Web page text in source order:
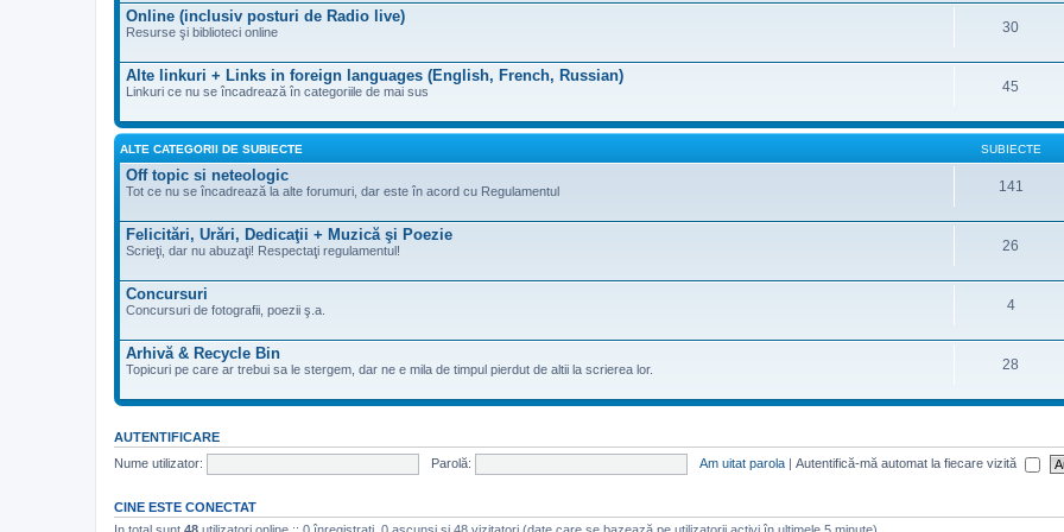
Online (inclusiv posturi de Radio live)
Resurse şi biblioteci online 30
Alte linkuri + Links in foreign languages (English, French, Russian)
Linkuri ce nu se încadrează în categoriile de mai sus 45
ALTE CATEGORII DE SUBIECTE SUBIECTE
Off topic si neteologic
Tot ce nu se încadrează la alte forumuri, dar este în acord cu Regulamentul 141
Felicitări, Urări, Dedicaţii + Muzică şi Poezie
Scrieţi, dar nu abuzaţi! Respectaţi regulamentul! 26
Concursuri
Concursuri de fotografii, poezii ş.a. 4
Arhivă & Recycle Bin
Topicuri pe care ar trebui sa le stergem, dar ne e mila de timpul pierdut de altii la scrierea lor. 28
AUTENTIFICARE
Nume utilizator:
Parolă: Am uitat parola | Autentifică-mă automat la fiecare vizită
CINE ESTE CONECTAT
In total sunt 48 utilizatori online :: 0 înregistrați, 0 ascunși și 48 vizitatori (date care se bazează pe utilizatorii activi în ultimele 5 minute)